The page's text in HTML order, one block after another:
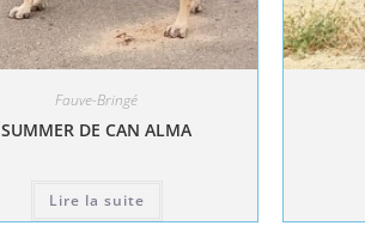
Fauve-Bringé
SUMMER DE CAN ALMA
Lire la suite